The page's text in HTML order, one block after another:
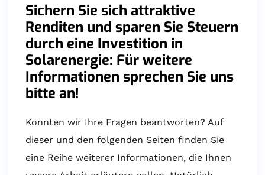
Sichern Sie sich attraktive
Renditen und sparen Sie Steuern
durch eine Investition in
Solarenergie: Für weitere
Informationen sprechen Sie uns
bitte an!
Konnten wir Ihre Fragen beantworten? Auf
dieser und den folgenden Seiten finden Sie
eine Reihe weiterer Informationen, die Ihnen